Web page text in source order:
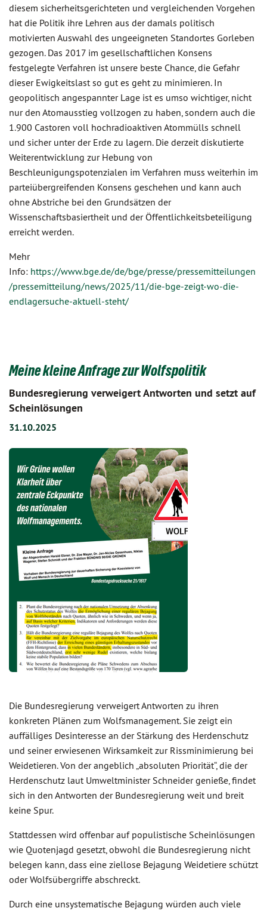
diesem sicherheitsgerichteten und vergleichenden Vorgehen
hat die Politik ihre Lehren aus der damals politisch
motivierten Auswahl des ungeeigneten Standortes Gorleben
gezogen. Das 2017 im gesellschaftlichen Konsens
festgelegte Verfahren ist unsere beste Chance, die Gefahr
dieser Ewigkeitslast so gut es geht zu minimieren. In
geopolitisch angespannter Lage ist es umso wichtiger, nicht
nur den Atomausstieg vollzogen zu haben, sondern auch die
1.900 Castoren voll hochradioaktiven Atommülls schnell
und sicher unter der Erde zu lagern. Die derzeit diskutierte
Weiterentwicklung zur Hebung von
Beschleunigungspotenzialen im Verfahren muss weiterhin im
parteiübergreifenden Konsens geschehen und kann auch
ohne Abstriche bei den Grundsätzen der
Wissenschaftsbasiertheit und der Öffentlichkeitsbeteiligung
erreicht werden.
Mehr
Info: https://www.bge.de/de/bge/presse/pressemitteilungen
/pressemitteilung/news/2025/11/die-bge-zeigt-wo-die-
endlagersuche-aktuell-steht/
Meine kleine Anfrage zur Wolfspolitik
Bundesregierung verweigert Antworten und setzt auf
Scheinlösungen
31.10.2025
Die Bundesregierung verweigert Antworten zu ihren
konkreten Plänen zum Wolfsmanagement. Sie zeigt ein
auffälliges Desinteresse an der Stärkung des Herdenschutz
und seiner erwiesenen Wirksamkeit zur Rissminimierung bei
Weidetieren. Von der angeblich „absoluten Priorität“, die der
Herdenschutz laut Umweltminister Schneider genieße, findet
sich in den Antworten der Bundesregierung weit und breit
keine Spur.
Stattdessen wird offenbar auf populistische Scheinlösungen
wie Quotenjagd gesetzt, obwohl die Bundesregierung nicht
belegen kann, dass eine ziellose Bejagung Weidetiere schützt
oder Wolfsübergriffe abschreckt.
Durch eine unsystematische Bejagung würden auch viele